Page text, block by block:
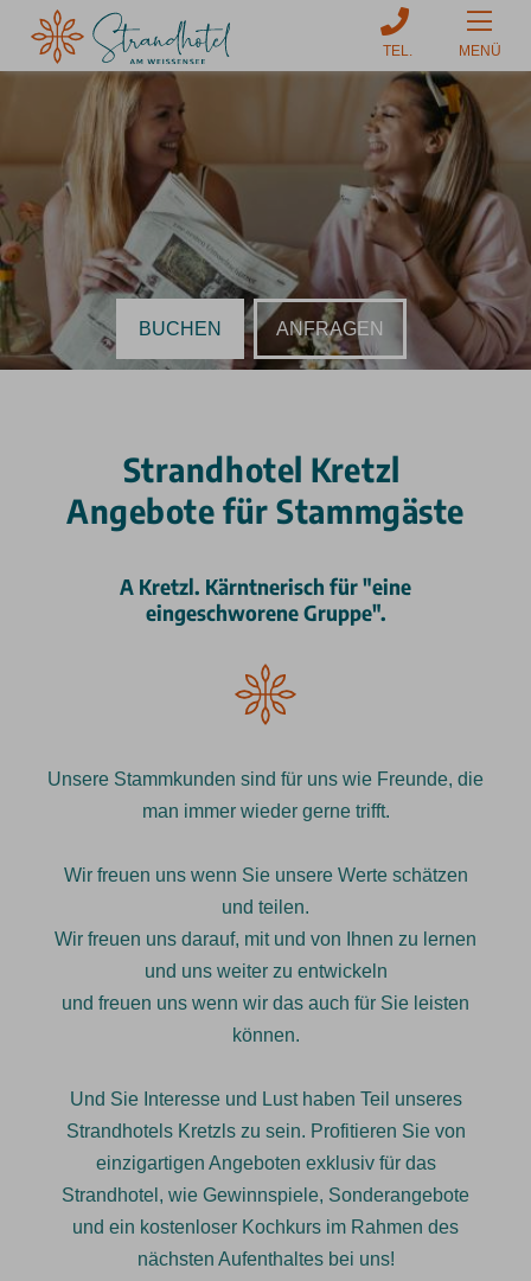
MENÜ
BUCHEN ANFRAGEN
Strandhotel Kretzl
Angebote für Stammgäste
A Kretzl. Kärntnerisch für "eine
eingeschworene Gruppe".
Unsere Stammkunden sind für uns wie Freunde, die
man immer wieder gerne trifft.
Wir freuen uns wenn Sie unsere Werte schätzen
und teilen.
Wir freuen uns darauf, mit und von Ihnen zu lernen
und uns weiter zu entwickeln
und freuen uns wenn wir das auch für Sie leisten
können.
Und Sie Interesse und Lust haben Teil unseres
Strandhotels Kretzls zu sein. Profitieren Sie von
einzigartigen Angeboten exklusiv für das
Strandhotel, wie Gewinnspiele, Sonderangebote
und ein kostenloser Kochkurs im Rahmen des
nächsten Aufenthaltes bei uns!